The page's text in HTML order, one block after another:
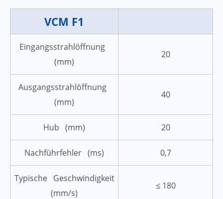
VCM F1
Eingangsstrahlöffnung
(mm)
20
Ausgangsstrahlöffnung
(mm)
40
Hub (mm) 20
Nachführfehler (ms) 0,7
Typische Geschwindigkeit
(mm/s)
≤ 180